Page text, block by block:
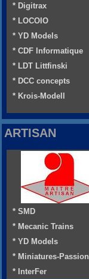
* Digitrax
* LOCOIO
* YD Models
* CDF Informatique
* LDT Littfinski
* DCC concepts
* Krois-Modell
ARTISAN
* SMD
* Mecanic Trains
* YD Models
* Miniatures-Passion
* InterFer